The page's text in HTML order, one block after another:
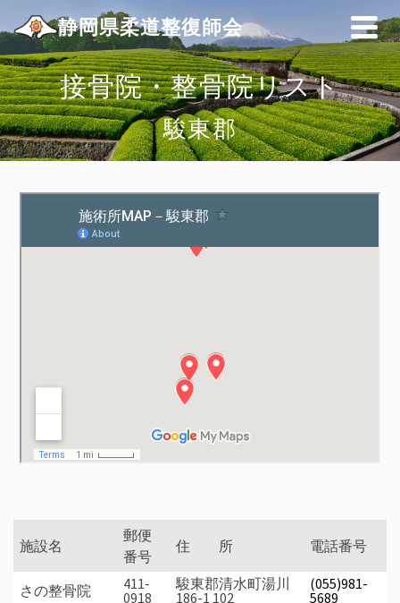
静岡県柔道整復師会
接骨院・整骨院リスト
駿東郡
施設名
郵便
番号
住 所 電話番号
さの整骨院
411-
0918
駿東郡清水町湯川
186-1 102
(055)981-
5689